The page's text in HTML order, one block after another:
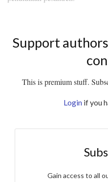
Support
This is premium stuff.
Login if you
Gain access to all